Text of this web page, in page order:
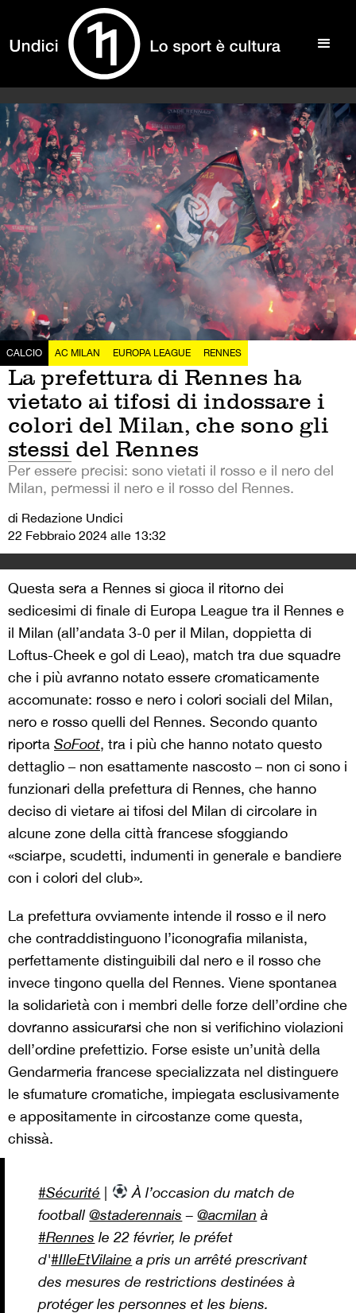
CALCIO AC MILAN EUROPA LEAGUE RENNES
La prefettura di Rennes ha
vietato ai tifosi di indossare i
colori del Milan, che sono gli
stessi del Rennes
Per essere precisi: sono vietati il rosso e il nero del
Milan, permessi il nero e il rosso del Rennes.
di Redazione Undici
22 Febbraio 2024 alle 13:32
Questa sera a Rennes si gioca il ritorno dei
sedicesimi di finale di Europa League tra il Rennes e
il Milan (all’andata 3-0 per il Milan, doppietta di
Loftus-Cheek e gol di Leao), match tra due squadre
che i più avranno notato essere cromaticamente
accomunate: rosso e nero i colori sociali del Milan,
nero e rosso quelli del Rennes. Secondo quanto
riporta SoFoot, tra i più che hanno notato questo
dettaglio – non esattamente nascosto – non ci sono i
funzionari della prefettura di Rennes, che hanno
deciso di vietare ai tifosi del Milan di circolare in
alcune zone della città francese sfoggiando
«sciarpe, scudetti, indumenti in generale e bandiere
con i colori del club».
La prefettura ovviamente intende il rosso e il nero
che contraddistinguono l’iconografia milanista,
perfettamente distinguibili dal nero e il rosso che
invece tingono quella del Rennes. Viene spontanea
la solidarietà con i membri delle forze dell’ordine che
dovranno assicurarsi che non si verifichino violazioni
dell’ordine prefettizio. Forse esiste un’unità della
Gendarmeria francese specializzata nel distinguere
le sfumature cromatiche, impiegata esclusivamente
e appositamente in circostanze come questa,
chissà.
#Sécurité |
À l’occasion du match de
football@staderennais –@acmilan à
#Rennes le 22 février, le préfet
d'#IlleEtVilaine a pris un arrêté prescrivant
des mesures de restrictions destinées à
protéger les personnes et les biens.